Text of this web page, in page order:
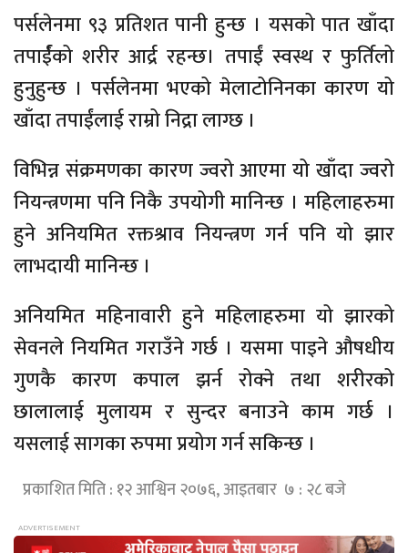
पर्सलेनमा ९३ प्रतिशत पानी हुन्छ । यसको पात खाँदा
तपार्ईंको शरीर आर्द्र रहन्छ। तपाईं स्वस्थ र फुर्तिलो
हुनुहुन्छ । पर्सलेनमा भएको मेलाटोनिनका कारण यो
खाँदा तपाईंलाई राम्रो निद्रा लाग्छ ।
विभिन्न संक्रमणका कारण ज्वरो आएमा यो खाँदा ज्वरो
नियन्त्रणमा पनि निकै उपयोगी मानिन्छ । महिलाहरुमा
हुने अनियमित रक्तश्राव नियन्त्रण गर्न पनि यो झार
लाभदायी मानिन्छ ।
अनियमित महिनावारी हुने महिलाहरुमा यो झारको
सेवनले नियमित गराउँने गर्छ । यसमा पाइने औषधीय
गुणकै कारण कपाल झर्न रोक्ने तथा शरीरको
छालालाई मुलायम र सुन्दर बनाउने काम गर्छ ।
यसलाई सागका रुपमा प्रयोग गर्न सकिन्छ ।
प्रकाशित मिति : १२ आश्विन २०७६, आइतबार ७ : २८ बजे